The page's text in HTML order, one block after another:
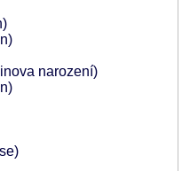
narození)